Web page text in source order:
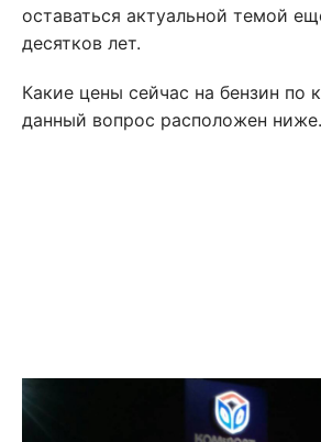
оставаться актуальной темой
десятков лет.
Какие цены сейчас на бензин по
данный вопрос расположен ниже.